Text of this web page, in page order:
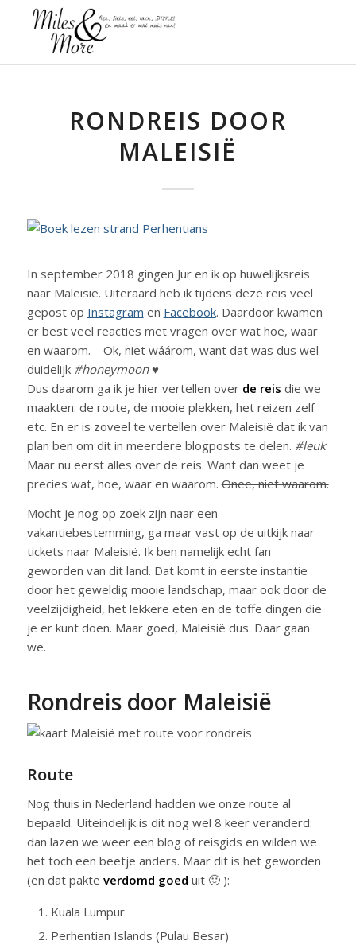
RONDREIS DOOR
MALEISIË
In september 2018 gingen Jur en ik op huwelijksreis
naar Maleisië. Uiteraard heb ik tijdens deze reis veel
gepost op Instagram en Facebook. Daardoor kwamen
er best veel reacties met vragen over wat hoe, waar
en waarom. – Ok, niet wáárom, want dat was dus wel
duidelijk #honeymoon♥ –
Dus daarom ga ik je hier vertellen over de reis die we
maakten: de route, de mooie plekken, het reizen zelf
etc. En er is zoveel te vertellen over Maleisië dat ik van
plan ben om dit in meerdere blogposts te delen. #leuk
Maar nu eerst alles over de reis. Want dan weet je
precies wat, hoe, waar en waarom.Onee, niet waarom.
Mocht je nog op zoek zijn naar een
vakantiebestemming, ga maar vast op de uitkijk naar
tickets naar Maleisië. Ik ben namelijk echt fan
geworden van dit land. Dat komt in eerste instantie
door het geweldig mooie landschap, maar ook door de
veelzijdigheid, het lekkere eten en de toffe dingen die
je er kunt doen. Maar goed, Maleisië dus. Daar gaan
we.
Rondreis door Maleisië
Route
Nog thuis in Nederland hadden we onze route al
bepaald. Uiteindelijk is dit nog wel 8 keer veranderd:
dan lazen we weer een blog of reisgids en wilden we
het toch een beetje anders. Maar dit is het geworden
(en dat pakte verdomd goed uit 🙂 ):
Kuala Lumpur
Perhentian Islands (Pulau Besar)